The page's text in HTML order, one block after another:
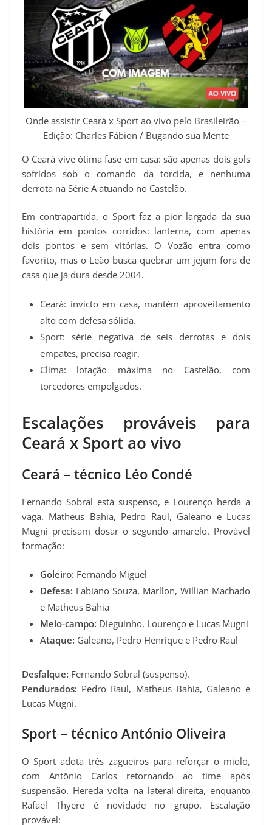
Onde assistir Ceará x Sport ao vivo pelo Brasileirão –
Edição: Charles Fábion / Bugando sua Mente
O Ceará vive ótima fase em casa: são apenas dois gols
sofridos sob o comando da torcida, e nenhuma
derrota na Série A atuando no Castelão.
Em contrapartida, o Sport faz a pior largada da sua
história em pontos corridos: lanterna, com apenas
dois pontos e sem vitórias. O Vozão entra como
favorito, mas o Leão busca quebrar um jejum fora de
casa que já dura desde 2004.
Ceará: invicto em casa, mantém aproveitamento
alto com defesa sólida.
Sport: série negativa de seis derrotas e dois
empates, precisa reagir.
Clima: lotação máxima no Castelão, com
torcedores empolgados.
Escalações prováveis para
Ceará x Sport ao vivo
Ceará – técnico Léo Condé
Fernando Sobral está suspenso, e Lourenço herda a
vaga. Matheus Bahia, Pedro Raul, Galeano e Lucas
Mugni precisam dosar o segundo amarelo. Provável
formação:
Goleiro: Fernando Miguel
Defesa: Fabiano Souza, Marllon, Willian Machado
e Matheus Bahia
Meio-campo: Dieguinho, Lourenço e Lucas Mugni
Ataque: Galeano, Pedro Henrique e Pedro Raul
Desfalque: Fernando Sobral (suspenso).
Pendurados: Pedro Raul, Matheus Bahia, Galeano e
Lucas Mugni.
Sport – técnico António Oliveira
O Sport adota três zagueiros para reforçar o miolo,
com Antônio Carlos retornando ao time após
suspensão. Hereda volta na lateral-direita, enquanto
Rafael Thyere é novidade no grupo. Escalação
provável: